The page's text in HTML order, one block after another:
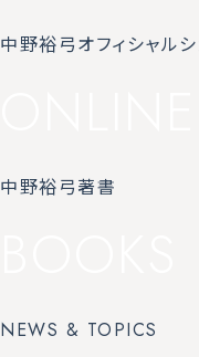
中野裕弓オフィシャルシ
中野裕弓著書
NEWS & TOPICS